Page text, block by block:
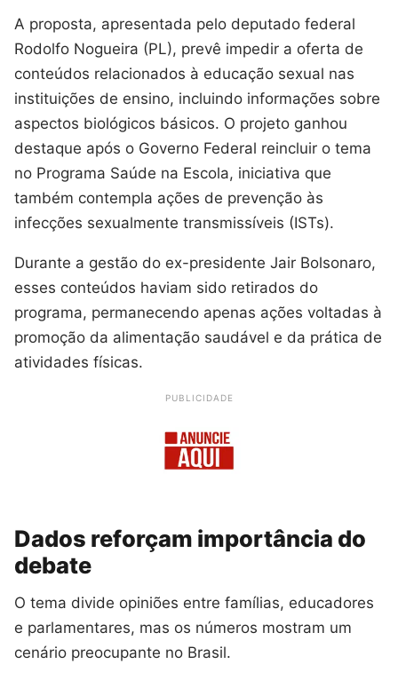
A proposta, apresentada pelo deputado federal
Rodolfo Nogueira (PL), prevê impedir a oferta de
conteúdos relacionados à educação sexual nas
instituições de ensino, incluindo informações sobre
aspectos biológicos básicos. O projeto ganhou
destaque após o Governo Federal reincluir o tema
no Programa Saúde na Escola, iniciativa que
também contempla ações de prevenção às
infecções sexualmente transmissíveis (ISTs).
Durante a gestão do ex-presidente Jair Bolsonaro,
esses conteúdos haviam sido retirados do
programa, permanecendo apenas ações voltadas à
promoção da alimentação saudável e da prática de
atividades físicas.
PUBLICIDADE
Dados reforçam importância do
debate
O tema divide opiniões entre famílias, educadores
e parlamentares, mas os números mostram um
cenário preocupante no Brasil.